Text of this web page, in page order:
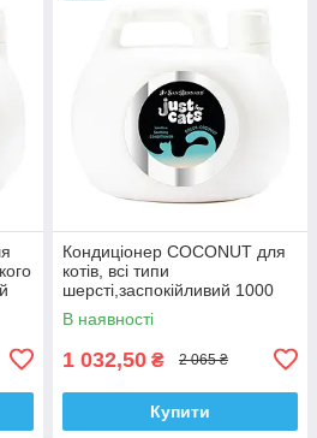
Кондиціонер COCONUT для
котів, всі типи
шерсті,заспокійливий 1000
ml.
В наявності
1 032,50 ₴ 2 065 ₴
Купити